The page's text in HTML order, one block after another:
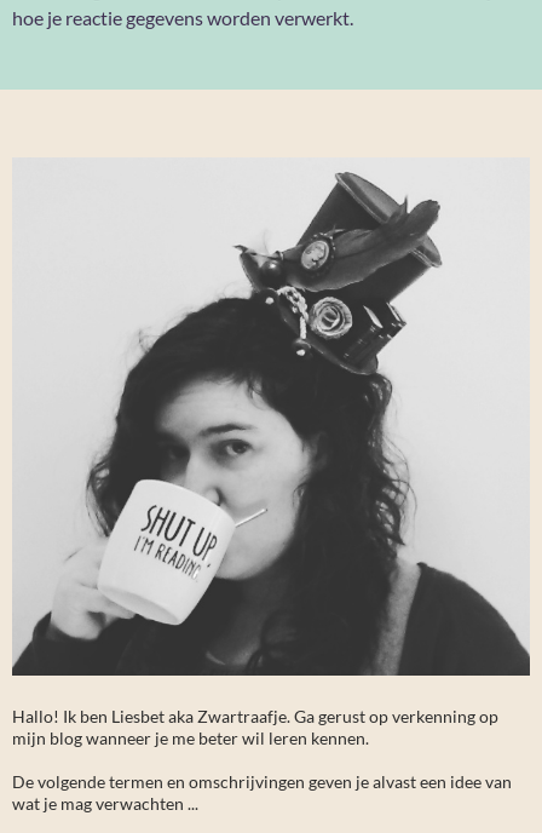
hoe je reactie gegevens worden verwerkt
Hallo! Ik ben Liesbet aka Zwartraafje. Ga gerust op verkenning op
mijn blog wanneer je me beter wil leren kennen.
De volgende termen en omschrijvingen geven je alvast een idee van
wat je mag verwachten ...